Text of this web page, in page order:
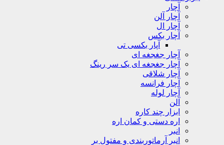
آچار
آچار آلن
آچار ال
آچار بکس
آپار بکسی تی
آچار جغجغه ای
آچار جغجغه ای یک سر رینگ
آچار شلاقی
آچار فرانسه
آچار لوله
آلن
ابزار چند کاره
اره دستی و کمان اره
انبر
انبر آرماتوربندی و مفتول بر